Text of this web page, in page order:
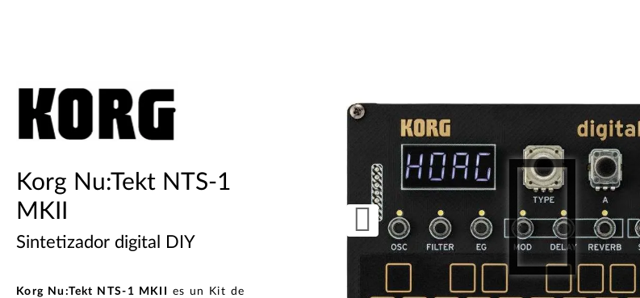
Korg Nu:Tekt NTS-1
MKII
Sintetizador digital DIY
Korg Nu:Tekt NTS-1 MKII
es un Kit de